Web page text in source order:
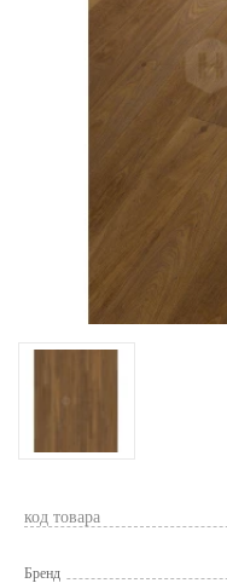
код товара
Бренд